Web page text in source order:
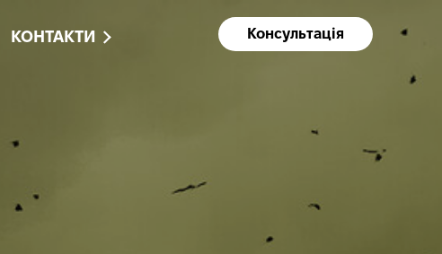
КОНТАКТИ Консультація